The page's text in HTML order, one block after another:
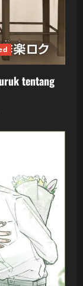
tentang